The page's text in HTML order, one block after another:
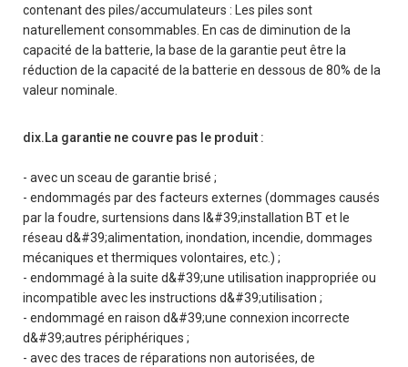
contenant des piles/accumulateurs : Les piles sont
naturellement consommables. En cas de diminution de la
capacité de la batterie, la base de la garantie peut être la
réduction de la capacité de la batterie en dessous de 80% de la
valeur nominale.
dix.La garantie ne couvre pas le produit :
- avec un sceau de garantie brisé ;
- endommagés par des facteurs externes (dommages causés
par la foudre, surtensions dans l&#39;installation BT et le
réseau d&#39;alimentation, inondation, incendie, dommages
mécaniques et thermiques volontaires, etc.) ;
- endommagé à la suite d&#39;une utilisation inappropriée ou
incompatible avec les instructions d&#39;utilisation ;
- endommagé en raison d&#39;une connexion incorrecte
d&#39;autres périphériques ;
- avec des traces de réparations non autorisées, de